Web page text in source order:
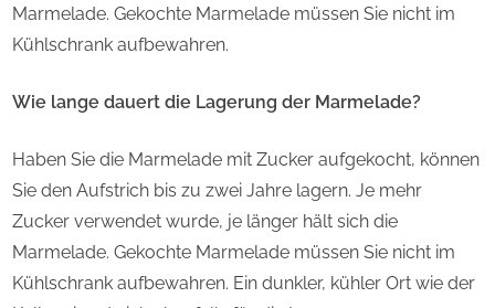
Marmelade. Gekochte Marmelade müssen Sie nicht im
Kühlschrank aufbewahren.
Wie lange dauert die Lagerung der Marmelade?
Haben Sie die Marmelade mit Zucker aufgekocht, können
Sie den Aufstrich bis zu zwei Jahre lagern. Je mehr
Zucker verwendet wurde, je länger hält sich die
Marmelade. Gekochte Marmelade müssen Sie nicht im
Kühlschrank aufbewahren. Ein dunkler, kühler Ort wie der